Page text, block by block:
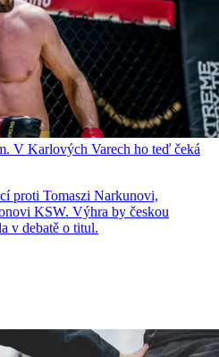
V Karlových Varech ho teď čeká
proti Tomaszi Narkunovi,
KSW. Výhra by českou
v debatě o titul.